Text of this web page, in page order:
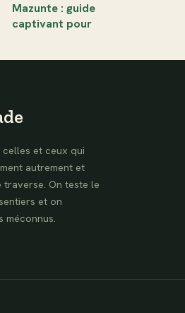
Mazunte : guide
captivant pour
et ceux qui
autrement et
On teste le
et on
méconnus.